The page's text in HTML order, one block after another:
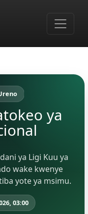
ya
ya Ligi Kuu ya
wake kwenye
yote ya msimu.
03:00